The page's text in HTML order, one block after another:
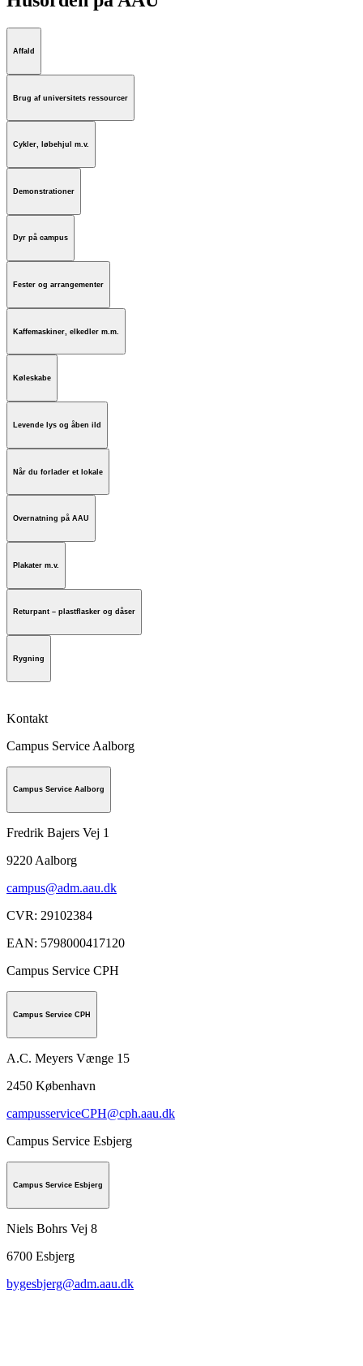
Affald
Brug af universitets ressourcer
Cykler, løbehjul m.v.
Demonstrationer
Dyr på campus
Fester og arrangementer
Kaffemaskiner, elkedler m.m.
Køleskabe
Levende lys og åben ild
Når du forlader et lokale
Overnatning på AAU
Plakater m.v.
Returpant – plastflasker og dåser
Rygning
Kontakt
Campus Service Aalborg
Campus Service Aalborg
Fredrik Bajers Vej 1
9220 Aalborg
campus@adm.aau.dk
CVR: 29102384
EAN: 5798000417120
Campus Service CPH
Campus Service CPH
A.C. Meyers Vænge 15
2450 København
campusserviceCPH@cph.aau.dk
Campus Service Esbjerg
Campus Service Esbjerg
Niels Bohrs Vej 8
6700 Esbjerg
bygesbjerg@adm.aau.dk